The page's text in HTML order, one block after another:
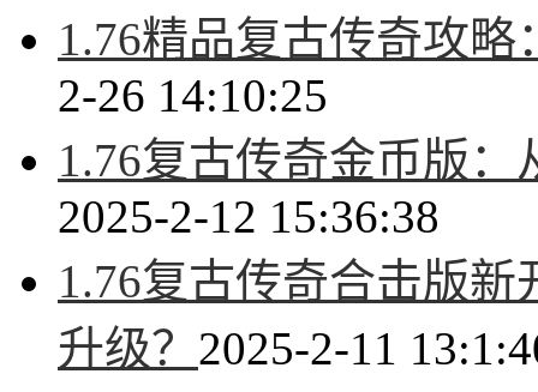
1.76精品复古传奇攻
2-26 14:10:25
1.76复古传奇金币版
2025-2-12 15:36:38
1.76复古传奇合击版
升级？ 2025-2-11